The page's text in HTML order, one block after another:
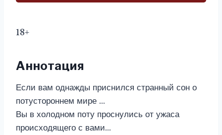
18+
Аннотация
Если вам однажды приснился странный сон о
потустороннем мире …
Вы в холодном поту проснулись от ужаса
происходящего с вами…